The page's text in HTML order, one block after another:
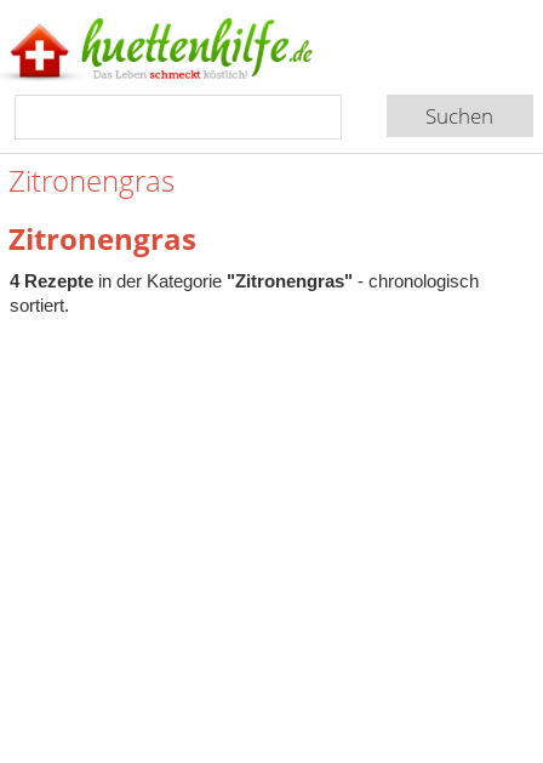
Zitronengras
Zitronengras
4 Rezeptein der Kategorie "Zitronengras" - chronologisch
sortiert.